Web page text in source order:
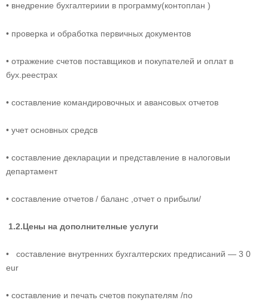
• внедрение бухгалтериии в программу(контоплан )
• проверка и обработка первичных документов
• отражение счетов поставщиков и покупателей и оплат в
бух.реестрах
• составление командировочных и авансовых отчетов
• учет основных средсв
• составление декларации и представление в налоговыи
департамент
• составление отчетов / баланс ,отчет о прибыли/
1.2.Цены на дополнителные услуги
• составление внутренних бухгалтерских предписаний — 3 0
eur
• составление и печать счетов покупателям /по